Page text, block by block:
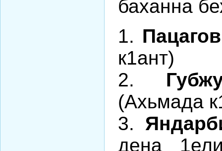
баханна
1.
к1ант)
2.
(Ахьмада
3.
дена